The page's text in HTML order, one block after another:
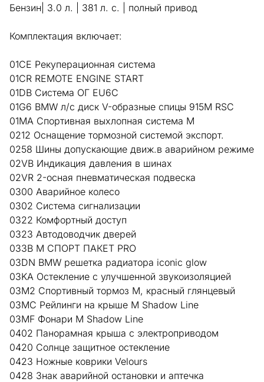
Бензин| 3.0 л. | 381 л. с. | полный привод
Комплектация включает:
01CE Рекуперационная система
01CR REMOTE ENGINE START
01DB Система ОГ EU6C
01G6 BMW л/с диск V-образные спицы 915M RSC
01MA Спортивная выхлопная система M
0212 Оснащение тормозной системой экспорт.
0258 Шины допускающие движ.в аварийном режиме
02VB Индикация давления в шинах
02VR 2-осная пневматическая подвеска
0300 Аварийное колесо
0302 Система сигнализации
0322 Комфортный доступ
0323 Автодоводчик дверей
033B М СПОРТ ПАКЕТ PRO
03DN BMW решетка радиатора iconic glow
03KA Остекление с улучшенной звукоизоляцией
03M2 Спортивный тормоз M, красный глянцевый
03MC Рейлинги на крыше M Shadow Line
03MF Фонари М Shadow Line
0402 Панорамная крыша с электроприводом
0420 Солнце защитное остекление
0423 Ножные коврики Velours
0428 Знак аварийной остановки и аптечка